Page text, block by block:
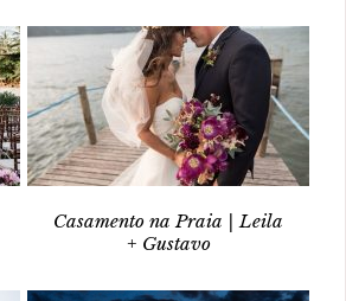
Casamento na Praia | Leila
+ Gustavo